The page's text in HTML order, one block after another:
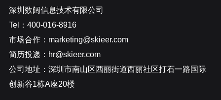
深圳数阔信息技术有限公司
Tel：400-016-8916
市场合作：marketing@skieer.com
简历投递：hr@skieer.com
公司地址：深圳市南山区西丽街道西丽社区打石一路国际
创新谷1栋A座20楼